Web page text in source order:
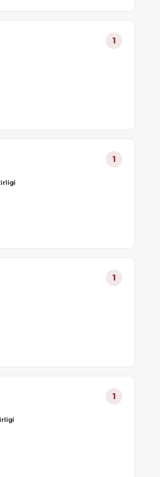
1
1
1
1